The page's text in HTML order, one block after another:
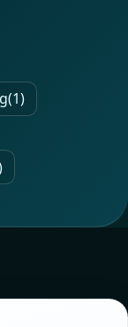
(1)